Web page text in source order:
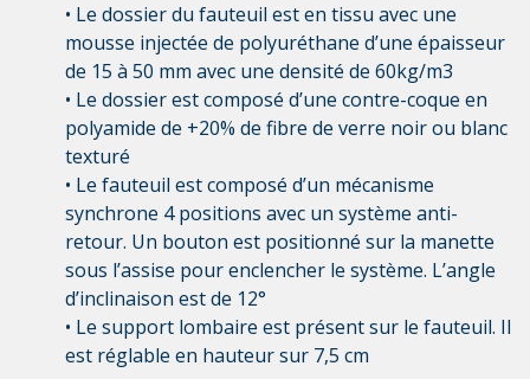
• Le dossier du fauteuil est en tissu avec une
mousse injectée de polyuréthane d’une épaisseur
de 15 à 50 mm avec une densité de 60kg/m3
• Le dossier est composé d’une contre-coque en
polyamide de +20% de fibre de verre noir ou blanc
texturé
• Le fauteuil est composé d’un mécanisme
synchrone 4 positions avec un système anti-
retour. Un bouton est positionné sur la manette
sous l’assise pour enclencher le système. L’angle
d’inclinaison est de 12°
• Le support lombaire est présent sur le fauteuil. Il
est réglable en hauteur sur 7,5 cm